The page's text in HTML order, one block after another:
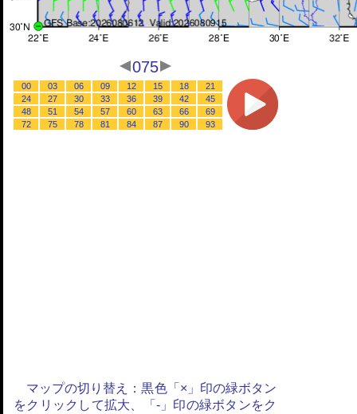
075
00 03 06 09 12 15 18
21
24
27 30 33 36 39 42
45
48
51 54 57 60 63 66
69
72
75 78 81 84 87 90 93
マップの切り替え：黒色「×」印の緑ボタン
をクリックして拡大、「-」印の緑ボタンをク